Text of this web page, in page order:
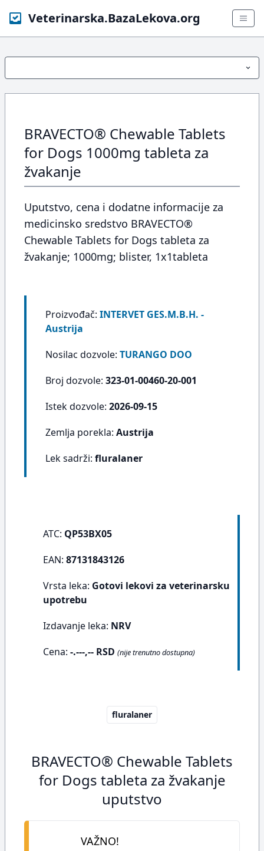
Veterinarska.BazaLekova.org
BRAVECTO® Chewable Tablets
for Dogs 1000mg tableta za
žvakanje
Uputstvo, cena i dodatne informacije za
medicinsko sredstvo BRAVECTO®
Chewable Tablets for Dogs tableta za
žvakanje; 1000mg; blister, 1x1tableta
Proizvođač: INTERVET GES.M.B.H. -
Austrija
Nosilac dozvole: TURANGO DOO
Broj dozvole: 323-01-00460-20-001
Istek dozvole: 2026-09-15
Zemlja porekla: Austrija
Lek sadrži: fluralaner
ATC: QP53BX05
EAN: 87131843126
Vrsta leka: Gotovi lekovi za veterinarsku
upotrebu
Izdavanje leka: NRV
Cena: -.---,-- RSD (nije trenutno dostupna)
fluralaner
BRAVECTO® Chewable Tablets
for Dogs tableta za žvakanje
uputstvo
VAŽNO!